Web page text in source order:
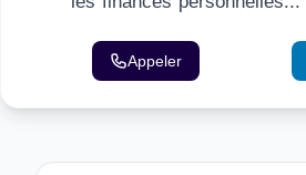
Appeler